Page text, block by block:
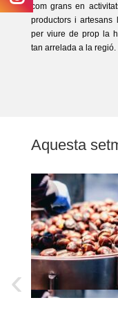
com grans en
productors i
per viure de prop la
tan arrelada a la regió.
Aquesta
‹